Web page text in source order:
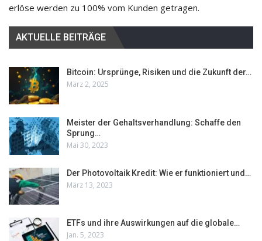
erlöse werden zu 100% vom Kunden getragen.
AKTUELLE BEITRÄGE
Bitcoin: Ursprünge, Risiken und die Zukunft der…
März 2, 2025
Meister der Gehaltsverhandlung: Schaffe den
Sprung…
Mai 30, 2023
Der Photovoltaik Kredit: Wie er funktioniert und…
März 13, 2023
ETFs und ihre Auswirkungen auf die globale…
Jan. 5, 2023